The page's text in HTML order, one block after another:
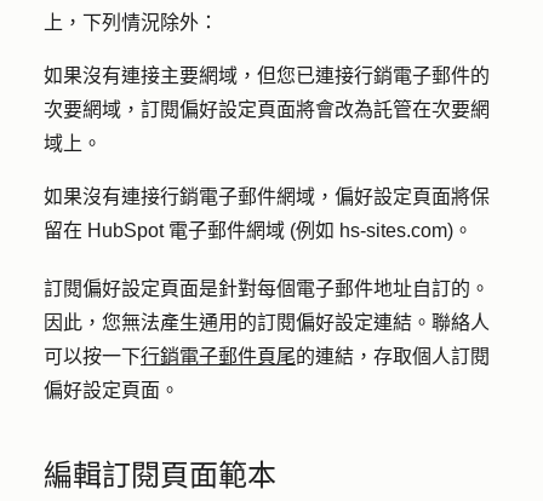
上，下列情況除外：
如果沒有連接主要網域，但您已連接行銷電子郵件的
次要網域，訂閱偏好設定頁面將會改為託管在次要網
域上。
如果沒有連接行銷電子郵件網域，偏好設定頁面將保
留在 HubSpot 電子郵件網域 (例如 hs-sites.com)。
訂閱偏好設定頁面是針對每個電子郵件地址自訂的。
因此，您無法產生通用的訂閱偏好設定連結。聯絡人
可以按一下行銷電子郵件頁尾的連結，存取個人訂閱
偏好設定頁面。
編輯訂閱頁面範本